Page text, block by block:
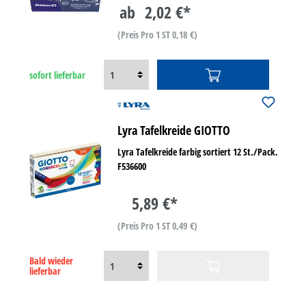
ab 2,02 €*
(Preis Pro 1 ST 0,18 €)
sofort lieferbar
Lyra Tafelkreide GIOTTO
Lyra Tafelkreide farbig sortiert 12 St./Pack.
F536600
5,89 €*
(Preis Pro 1 ST 0,49 €)
Bald wieder
lieferbar